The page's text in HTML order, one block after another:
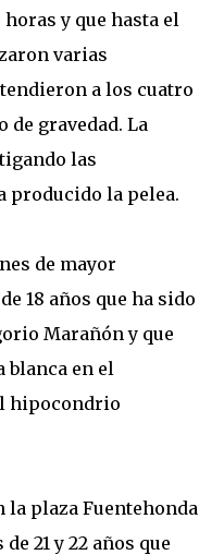
y que hasta el
varias
a los cuatro
de gravedad. La
las
producido la pelea.
de mayor
18 años que ha sido
Marañón y que
blanca en el
hipocondrio
la plaza Fuentehonda
21 y 22 años que